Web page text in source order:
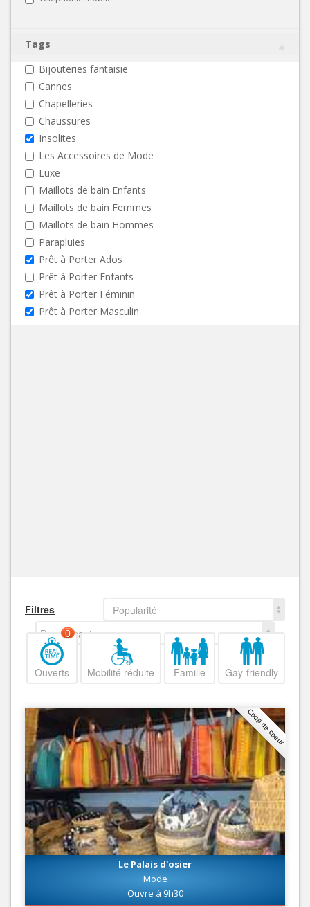
Tags
Bijouteries fantaisie
Cannes
Chapelleries
Chaussures
Insolites
Les Accessoires de Mode
Luxe
Maillots de bain Enfants
Maillots de bain Femmes
Maillots de bain Hommes
Parapluies
Prêt à Porter Ados
Prêt à Porter Enfants
Prêt à Porter Féminin
Prêt à Porter Masculin
Filtres
Popularité
Decroissant
Ouverts
0
Mobilité réduite Famille Gay-friendly
Coup de coeur
Le Palais d'osier
Mode
Ouvre à 9h30